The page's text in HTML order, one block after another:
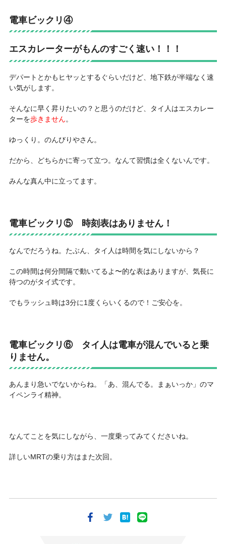
電車ビックリ④
エスカレーターがもんのすごく速い！！！
デパートとかもヒヤッとするぐらいだけど、地下鉄が半端なく速
い気がします。
そんなに早く昇りたいの？と思うのだけど、タイ人はエスカレー
ターを歩きません。
ゆっくり。のんびりやさん。
だから、どちらかに寄って立つ。なんて習慣は全くないんです。
みんな真ん中に立ってます。
電車ビックリ⑤ 時刻表はありません！
なんでだろうね。たぶん、タイ人は時間を気にしないから？
この時間は何分間隔で動いてるよ〜的な表はありますが、気長に
待つのがタイ式です。
でもラッシュ時は3分に1度くらいくるので！ご安心を。
電車ビックリ⑥
タイ人は電車が混んでいると乗
りません。
あんまり急いでないからね。「あ、混んでる。まぁいっか」のマ
イペンライ精神。
なんてことを気にしながら、一度乗ってみてくださいね。
詳しいMRTの乗り方はまた次回。